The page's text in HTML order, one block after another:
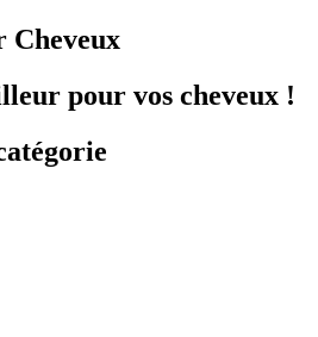
Cheveux
pour vos cheveux !